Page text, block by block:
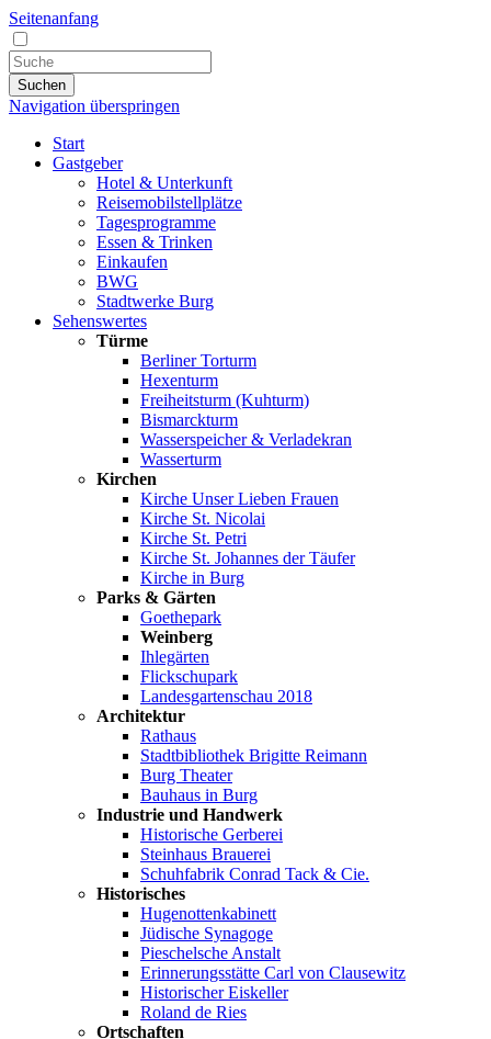
Seitenanfang
Suchen
Navigation überspringen
Start
Gastgeber
Hotel & Unterkunft
Reisemobilstellplätze
Tagesprogramme
Essen & Trinken
Einkaufen
BWG
Stadtwerke Burg
Sehenswertes
Türme
Berliner Torturm
Hexenturm
Freiheitsturm (Kuhturm)
Bismarckturm
Wasserspeicher & Verladekran
Wasserturm
Kirchen
Kirche Unser Lieben Frauen
Kirche St. Nicolai
Kirche St. Petri
Kirche St. Johannes der Täufer
Kirche in Burg
Parks & Gärten
Goethepark
Weinberg
Ihlegärten
Flickschupark
Landesgartenschau 2018
Architektur
Rathaus
Stadtbibliothek Brigitte Reimann
Burg Theater
Bauhaus in Burg
Industrie und Handwerk
Historische Gerberei
Steinhaus Brauerei
Schuhfabrik Conrad Tack & Cie.
Historisches
Hugenottenkabinett
Jüdische Synagoge
Pieschelsche Anstalt
Erinnerungsstätte Carl von Clausewitz
Historischer Eiskeller
Roland de Ries
Ortschaften